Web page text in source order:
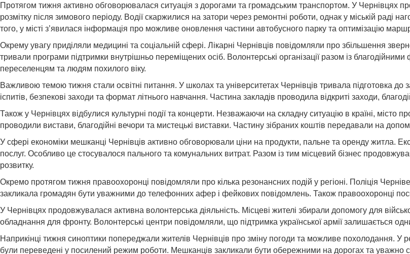
Протягом тижня активно обговорювалася ситуація з дорогами та громадським транспортом. У Чернівцях
розмітку після зимового періоду. Водії скаржилися на затори через ремонтні роботи, однак у міській
того, у місті з’явилася інформація про можливе оновлення частини автобусного парку та оптимізацію
Окрему увагу приділяли медицині та соціальній сфері. Лікарні Чернівців повідомляли про збільшення
тривали програми підтримки внутрішньо переміщених осіб. Волонтерські організації разом із
переселенцям та людям похилого віку.
Важливою темою тижня стали освітні питання. У школах та університетах Чернівців тривала підготовка
іспитів, безпекові заходи та формат літнього навчання. Частина закладів проводила відкриті заходи,
Також у Чернівцях відбулися культурні події та концерти. Незважаючи на складну ситуацію в країні, місто
проводили вистави, благодійні вечори та мистецькі виставки. Частину зібраних коштів передавали на
У сфері економіки мешканці Чернівців активно обговорювали ціни на продукти, пальне та оренду житла.
послуг. Особливо це стосувалося пального та комунальних витрат. Разом із тим місцевий бізнес
розвитку.
Окремо протягом тижня правоохоронці повідомляли про кілька резонансних подій у регіоні. Поліція
закликала громадян бути уважними до телефонних афер і фейкових повідомлень. Також правоохоронці
У Чернівцях продовжувалася активна волонтерська діяльність. Місцеві жителі збирали допомогу для
обладнання для фронту. Волонтерські центри повідомляли, що підтримка української армії залишається
Наприкінці тижня синоптики попереджали жителів Чернівців про зміну погоди та можливе похолодання. У
були переведені у посилений режим роботи. Мешканців закликали бути обережними на дорогах та уважно